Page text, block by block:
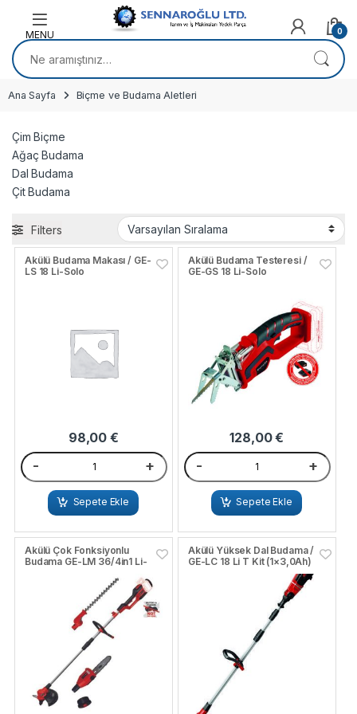
0
Ara:
Ana Sayfa Biçme ve Budama Aletleri
Çim Biçme
Ağaç Budama
Dal Budama
Çit Budama
Filters
Akülü Budama Makası / GE-
LS 18 Li-Solo
98,00€
- +
Sepete Ekle
Akülü Budama Testeresi /
GE-GS 18 Li-Solo
128,00€
- +
Sepete Ekle
Akülü Çok Fonksiyonlu
Budama GE-LM 36/4in1 Li-
Akülü Yüksek Dal Budama /
GE-LC 18 Li T Kit (1×3,0Ah)